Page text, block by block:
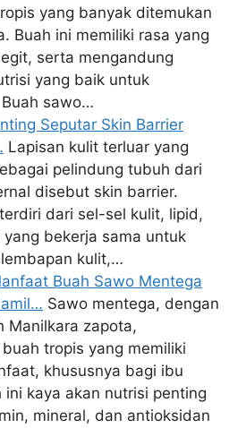
yang banyak ditemukan
Buah ini memiliki rasa yang
serta mengandung
yang baik untuk
sawo…
Seputar Skin Barrier
Lapisan kulit terluar yang
pelindung tubuh dari
disebut skin barrier.
dari sel-sel kulit, lipid,
bekerja sama untuk
kulit,…
Buah Sawo Mentega
Sawo mentega, dengan
Manilkara zapota,
tropis yang memiliki
khususnya bagi ibu
ini kaya akan nutrisi penting
mineral, dan antioksidan